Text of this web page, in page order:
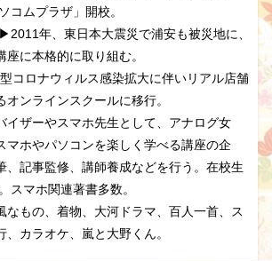
ソコムプラザ」開校。
▶2011年、東日本大震災で浦安も被災地に、
に本格的に取り組む。
コロナウィルス感染拡大に伴いリアル店舗
ンラインスクールに移行。
ザーやスマホ先生として、アナログ女
マホやパソコンを楽しく学べる講座の企
、記事監修、講師養成などを行う。在校生
スマホ関連著書多数。
もの、着物、大河ドラマ、百人一首、ス
、カラオケ、嵐と大野くん。